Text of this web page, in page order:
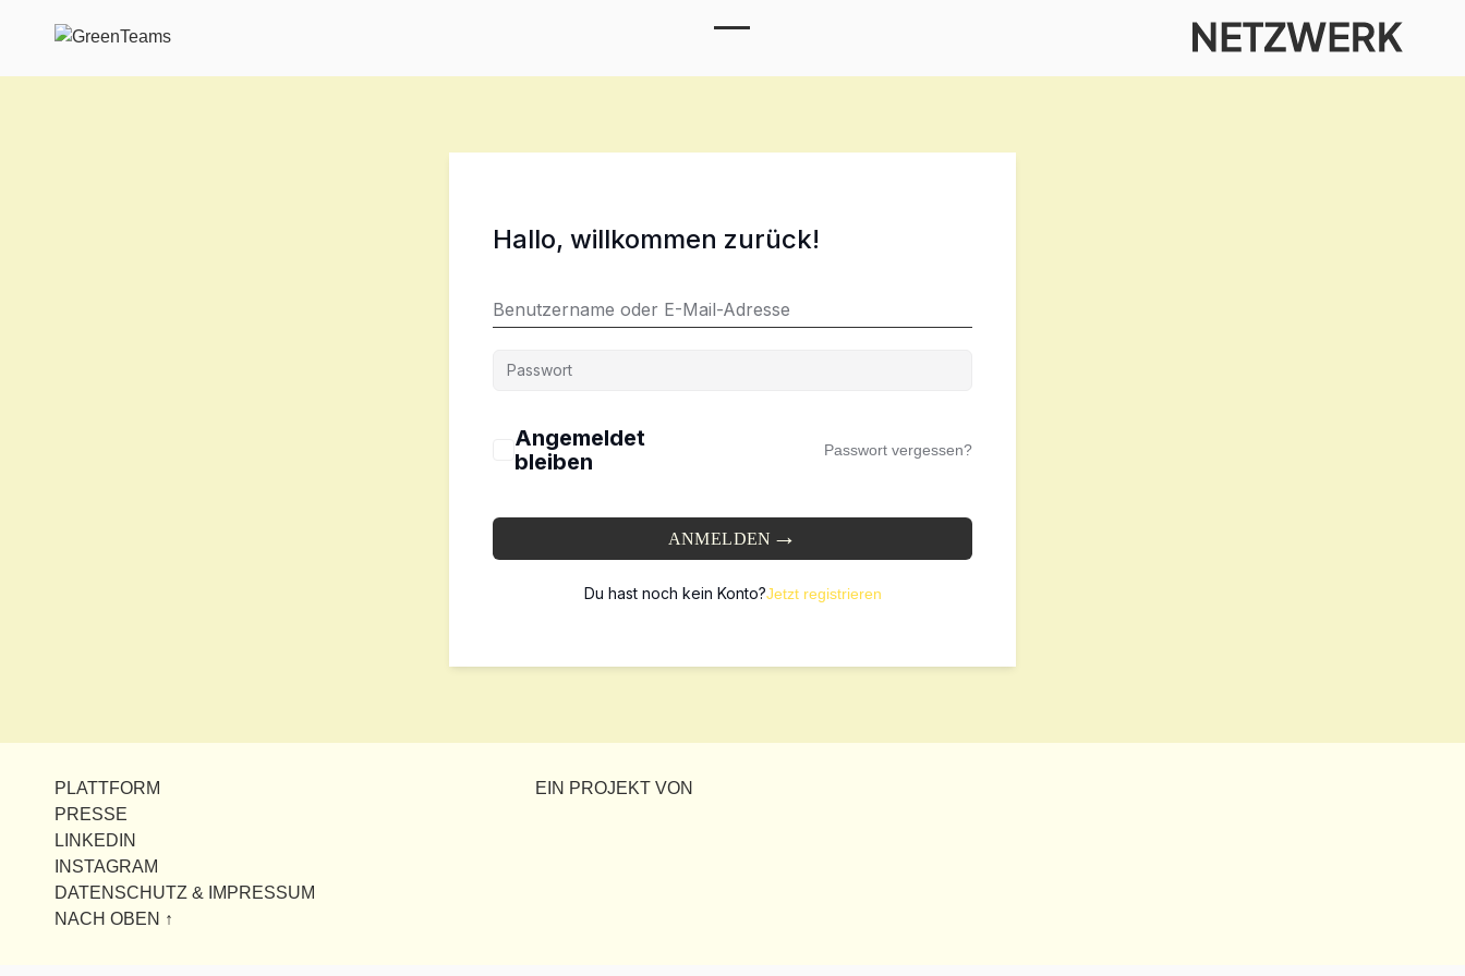
Hallo, willkommen zurück!
Angemeldet
bleiben
Passwort vergessen?
ANMELDEN
Du hast noch kein Konto?Jetzt registrieren
PLATTFORM
PRESSE
LINKEDIN
INSTAGRAM
DATENSCHUTZ & IMPRESSUM
NACH OBEN ↑
EIN PROJEKT VON